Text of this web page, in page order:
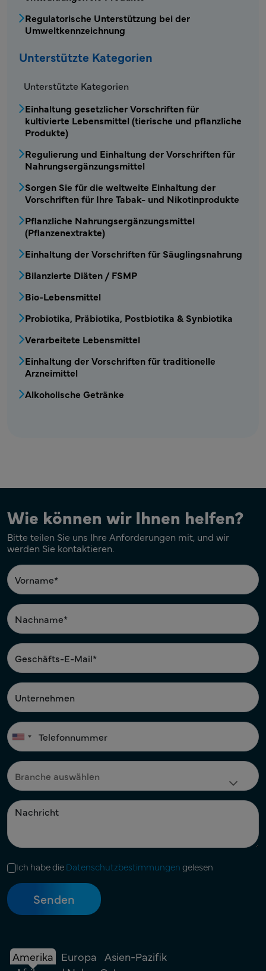
Regulatorische Unterstützung bei der
Umweltkennzeichnung
Unterstützte Kategorien
Unterstützte Kategorien
Einhaltung gesetzlicher Vorschriften für
kultivierte Lebensmittel (tierische und pflanzliche
Produkte)
Regulierung und Einhaltung der Vorschriften für
Nahrungsergänzungsmittel
Sorgen Sie für die weltweite Einhaltung der
Vorschriften für Ihre Tabak- und Nikotinprodukte
Pflanzliche Nahrungsergänzungsmittel
(Pflanzenextrakte)
Einhaltung der Vorschriften für Säuglingsnahrung
Bilanzierte Diäten / FSMP
Bio-Lebensmittel
Probiotika, Präbiotika, Postbiotika & Synbiotika
Verarbeitete Lebensmittel
Einhaltung der Vorschriften für traditionelle
Arzneimittel
Alkoholische Getränke
Wie können wir Ihnen helfen?
Bitte teilen Sie uns Ihre Anforderungen mit, und wir
werden Sie kontaktieren.
Ich habe dieDatenschutzbestimmungen gelesen
Amerika Europa Asien-Pazifik